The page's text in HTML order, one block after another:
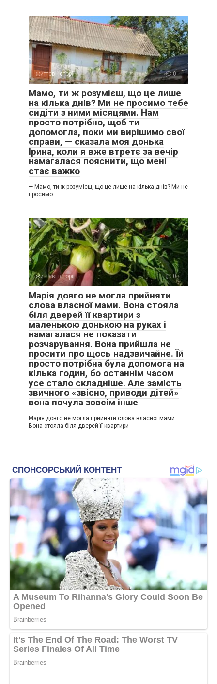
запропонував мені попрацювати тут.
При всіх його недоліках, не можна було звинуватити
Руслана в тому, що слова він не тримає, тому він почав
позбуватися від мене іншим шляхом. Поставив мені в
обов’язки … прибирання приміщення і миття туалетів в
пекарні, звільнивши при цьому прибиральницю і не
прибавивши мені грошей до зарплати. Почалася моя
каторга: ночами я пекла хліб, а вдень прибирала
двохсотметрове приміщення пекарні.
На сон часу зовсім не залишалася, я стала
заговорюватися, забувати, куди що поклала, у мене
почалися запаморочення. Як медик розуміла, що нічого
хорошого ці симптоми не обіцяють. Як медик… Та годі?
Який я лікар, вже й не пам’ятала, куди заховала свій
диплом. І все ж…
Одного разу, прямуючи на свою каторгу, я несподівано
медициною, залишилося для мене єдино важливим в
житті. Я не повернулася в пекарню, а закінчила ці курси –
всього-то місяць, тепер у мене на руках диплом
спеціаліста комп’ютерної діагностики. Смішно! Смішно і
трохи соромно, тому що стала однією з шахрайок, які
наживаються на людських хворобах, нещастях, надіях.
Прекрасно знала, як часто помиляється комп’ютер і
видає неправильний результат. Хоча за цими симптомами
будь-який студент “на око” поставив би правильний
діагноз. Дуже скоро я придбала популярність, до мене
стали записуватися за кілька місяців. А у мене немає сил
ні кинути це заняття, ні навіть якось змінити його,
застосувавши свої колишні знання. Навіщо? Сором
потихеньку йде з моєї свідомості, я ж силоміць нікого не
Ці довірливі люди чомусь вирішили, що “нормальній
медицині” зараз віри немає. Тільки все частіше згадую
життєві історії 0
Мамо, ти ж розумієш, що це лише
на кілька днів? Ми не просимо тебе
сидіти з ними місяцями. Нам
просто потрібно, щоб ти
допомогла, поки ми вирішимо свої
справи, — сказала моя донька
Ірина, коли я вже втретє за вечір
намагалася пояснити, що мені
стає важко
— Мамо, ти ж розумієш, що це лише на кілька днів? Ми не
просимо
життєві історії 0
Марія довго не могла прийняти
слова власної мами. Вона стояла
біля дверей її квартири з
маленькою донькою на руках і
намагалася не показати
розчарування. Вона прийшла не
просити про щось надзвичайне. Їй
просто потрібна була допомога на
кілька годин, бо останнім часом
усе стало складніше. Але замість
звичного «звісно, приводи дітей»
вона почула зовсім інше
Марія довго не могла прийняти слова власної мами.
Вона стояла біля дверей її квартири